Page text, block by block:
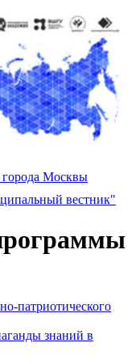
патриотического
знаний в